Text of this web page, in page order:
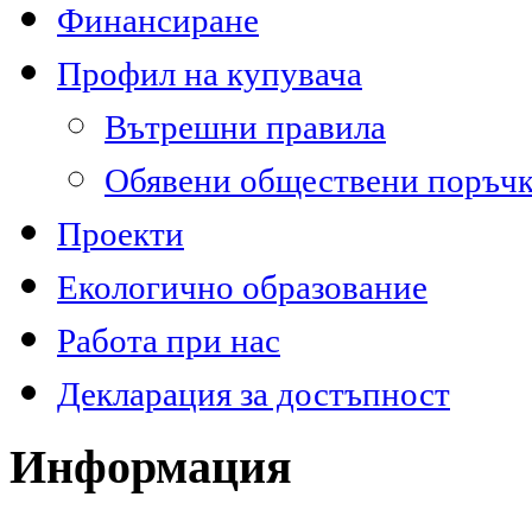
Финансиране
Профил на купувача
Вътрешни правила
Обявени обществени
Проекти
Екологично образование
Работа при нас
Декларация за достъпност
Информация